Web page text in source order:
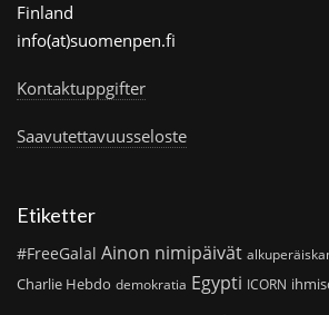
Finland
info(at)suomenpen.fi
Kontaktuppgifter
Saavutettavuusseloste
Etiketter
#FreeGalal Ainon nimipäivät
Charlie Hebdo demokratia Egypti ICORN